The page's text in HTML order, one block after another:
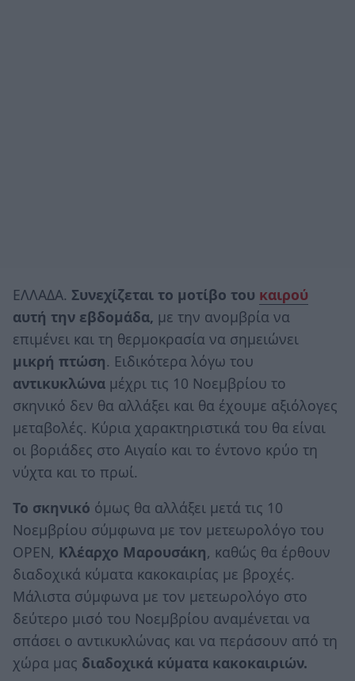
ΕΛΛΑΔΑ. Συνεχίζεται το μοτίβο του καιρού
αυτή την εβδομάδα, με την ανομβρία να
επιμένει και τη θερμοκρασία να σημειώνει
μικρή πτώση. Ειδικότερα λόγω του
αντικυκλώνα μέχρι τις 10 Νοεμβρίου το
σκηνικό δεν θα αλλάξει και θα έχουμε αξιόλογες
μεταβολές. Κύρια χαρακτηριστικά του θα είναι
οι βοριάδες στο Αιγαίο και το έντονο κρύο τη
νύχτα και το πρωί.
Το σκηνικό όμως θα αλλάξει μετά τις 10
Νοεμβρίου σύμφωνα με τον μετεωρολόγο του
OPEN, Κλέαρχο Μαρουσάκη, καθώς θα έρθουν
διαδοχικά κύματα κακοκαιρίας με βροχές.
Μάλιστα σύμφωνα με τον μετεωρολόγο στο
δεύτερο μισό του Νοεμβρίου αναμένεται να
σπάσει ο αντικυκλώνας και να περάσουν από τη
χώρα μας διαδοχικά κύματα κακοκαιριών.